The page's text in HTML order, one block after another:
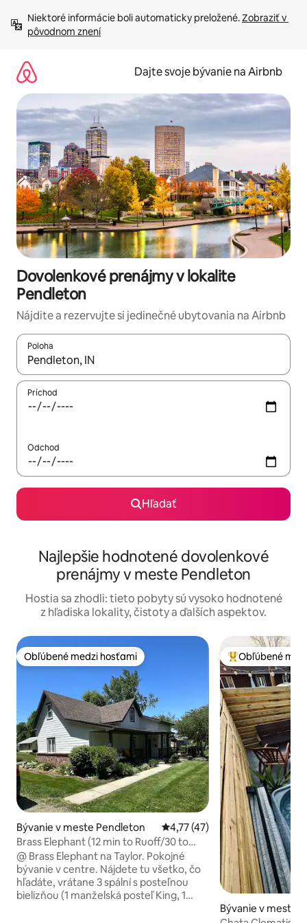
obsah.
Niektoré informácie boli automaticky preložené. Zobraziť v
pôvodnom znení
Dajte svoje bývanie na Airbnb
Dovolenkové prenájmy v lokalite
Pendleton
Nájdite a rezervujte si jedinečné ubytovania na Airbnb
Poloha
Keď budú výsledky k dispozícii, môžete si ich prechádzať
Príchod
Odchod
Hľadať
Najlepšie hodnotené dovolenkové
prenájmy v meste Pendleton
Hostia sa zhodli: tieto pobyty sú vysoko hodnotené
z hľadiska lokality, čistoty a ďalších aspektov.
Obľúbené medzi hosťami
Obľúbené medzi hosťami
Bývanie v meste Pendleton Priemerné ohodnotenie 4,77
4,77 (47)
Brass Elephant (12 min to Ruoff/30 to
Indy)
@ Brass Elephant na Taylor. Pokojné
bývanie v centre. Nájdete tu všetko, čo
hľadáte, vrátane 3 spální s posteľnou
bielizňou (1 manželská posteľ King, 1
Najobľúbenejšie
Obľúbené
Bývanie v meste